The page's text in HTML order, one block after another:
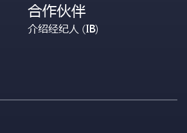
合作伙伴
介绍经纪人 (IB)